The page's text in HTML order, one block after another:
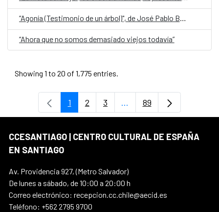
“Agonía (Testimonio de un árbol)", de José Pablo Bejarano, representa a Guatemala en la quinta edición de Cuentos en Red
“Ahora que no somos demasiado viejos todavía”
Showing 1 to 20 of 1,775 entries.
Page
1 Page
2 Page
3 ...Intermediate Pages Use
Page
89
CCESANTIAGO | CENTRO CULTURAL DE ESPAÑA
EN SANTIAGO
Av. Providencia 927, (Metro Salvador)
De lunes a sábado, de 10:00 a 20:00 h
Correo electrónico: recepcion.cc.chile@aecid.es
Teléfono: +562 2795 9700